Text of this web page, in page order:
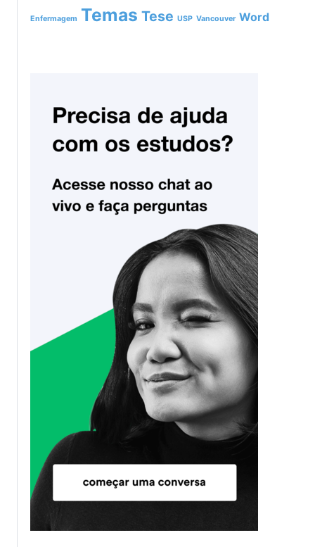
Enfermagem Temas Tese USP Vancouver Word